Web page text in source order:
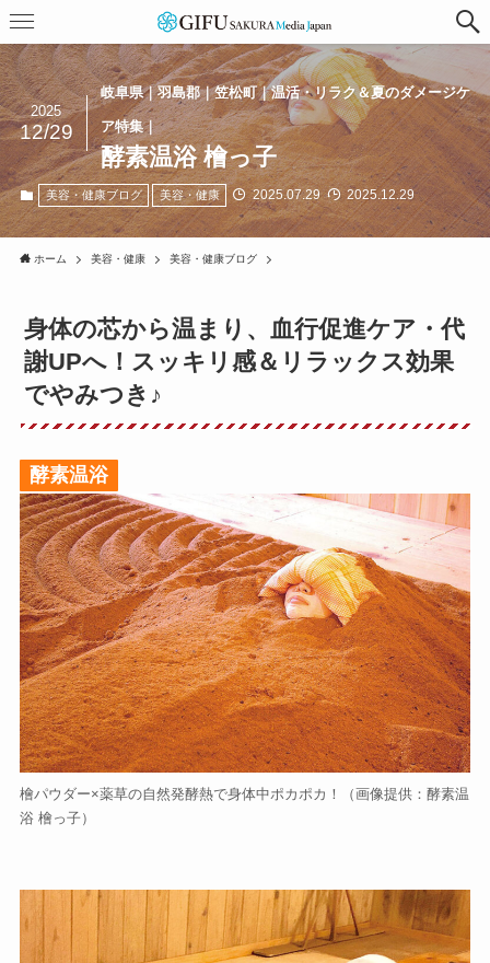
岐阜県｜羽島郡｜笠松町｜温活・リラク＆夏のダメージケ
ア特集｜
酵素温浴 檜っ子
2025
12/29
美容・健康ブログ 美容・健康 2025.07.29 2025.12.29
ホーム 美容・健康 美容・健康ブログ
身体の芯から温まり、血行促進ケア・代
謝UPへ！スッキリ感＆リラックス効果
でやみつき♪
酵素温浴
檜パウダー×薬草の自然発酵熱で身体中ポカポカ！（画像提供：酵素温
浴 檜っ子）